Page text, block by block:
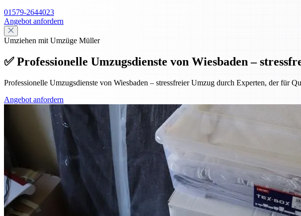
01579-2644023
Angebot anfordern
Umziehen mit Umzüge Müller
✅ Professionelle Umzugsdienste von Wiesbaden –
Professionelle Umzugsdienste von Wiesbaden – stressfreier Umzug durch Experten, der für
Angebot anfordern